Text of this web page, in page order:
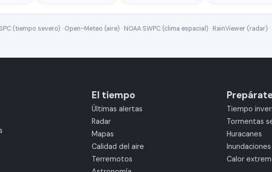
(tiempo severo) · Open-Meteo (aire) · NOAA SWPC (clima espacial) · RainViewer (radar)
El tiempo
Últimas alertas
Radar
Mapas
Calidad del aire
Terremotos
Tiempo
Tormentas
Huracanes
Inundaciones
Calor